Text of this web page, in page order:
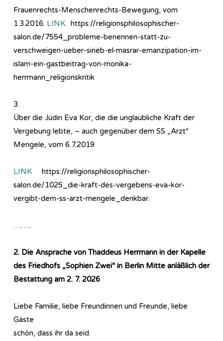
Frauenrechts-Menschenrechts-Bewegung, vom
1.3.2016. LINK. https://religionsphilosophischer-
salon.de/7554_probleme-benennen-statt-zu-
verschweigen-ueber-sineb-el-masrar-emanzipation-im-
islam-ein-gastbeitrag-von-monika-
herrmann_religionskritik
3.
Über die Jüdin Eva Kor, die die unglaubliche Kraft der
Vergebung lebte, – auch gegenüber dem SS „Arzt“
Mengele, vom 6.7.2019
LINK
https://religionsphilosophischer-
salon.de/1025_die-kraft-des-vergebens-eva-kor-
vergibt-dem-ss-arzt-mengele_denkbar.
……..
2. Die Ansprache von Thaddeus Herrmann in der Kapelle
des Friedhofs „Sophien Zwei“ in Berlin Mitte anläßlich der
Bestattung am 2. 7. 2026
Liebe Familie, liebe Freundinnen und Freunde, liebe
Gäste
schön, dass ihr da seid.